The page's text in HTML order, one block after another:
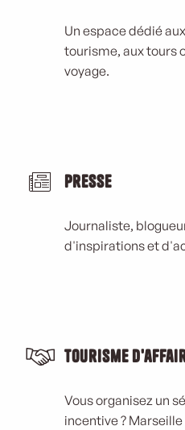
Un espace dédié
tourisme, aux tours
voyage.
Presse
Journaliste,
d'inspirations et
Tourisme
Vous organisez un
incentive ?